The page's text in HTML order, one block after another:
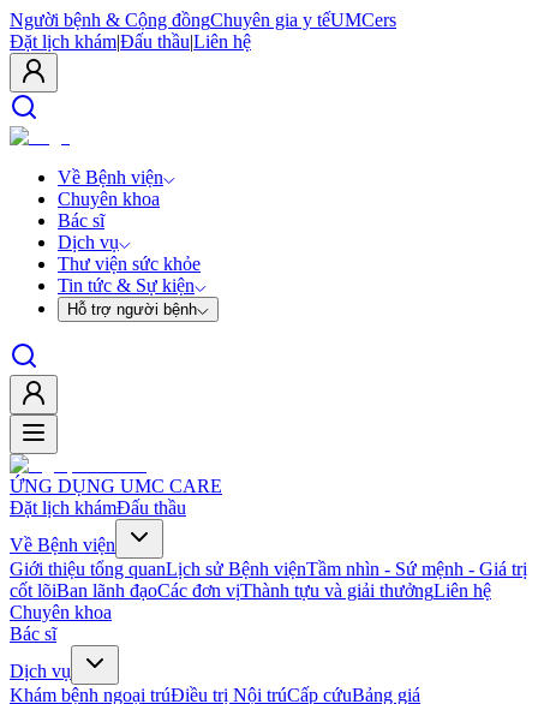
Người bệnh & Cộng đồngChuyên gia y tếUMCers
Đặt lịch khám|Đấu thầu|Liên hệ
Về Bệnh viện
Chuyên khoa
Bác sĩ
Dịch vụ
Thư viện sức khỏe
Tin tức & Sự kiện
Hỗ trợ người bệnh
ỨNG DỤNG UMC CARE
Đặt lịch khámĐấu thầu
Về Bệnh viện
Giới thiệu tổng quanLịch sử Bệnh việnTầm nhìn - Sứ mệnh - Giá trị
cốt lõiBan lãnh đạoCác đơn vịThành tựu và giải thưởngLiên hệ
Chuyên khoa
Bác sĩ
Dịch vụ
Khám bệnh ngoại trúĐiều trị Nội trúCấp cứuBảng giá